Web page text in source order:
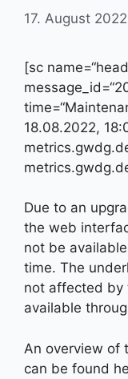
17. August 2022
[sc
18.08.2022,
Due to an
the web
not be
time. The
not affected by
available
An overview of
can be found